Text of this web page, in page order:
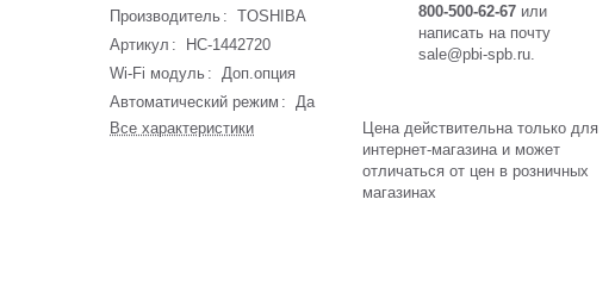
Производитель : TOSHIBA
Артикул :
НС-1442720
Wi-Fi модуль : Доп.опция
Автоматический режим : Да
Все характеристики
800-500-62-67 или
написать на почту
sale@pbi-spb.ru.
Цена действительна только для
интернет-магазина и может
отличаться от цен в розничных
магазинах